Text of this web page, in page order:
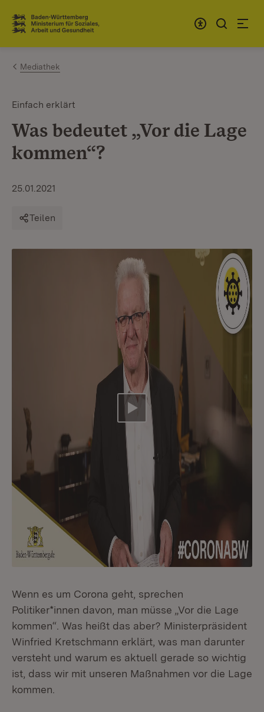
Zum Inhalt springen
Link zur Startseite
Mediathek
Einfach erklärt
Was bedeutet „Vor die Lage
kommen“?
25.01.2021
Teilen
Video abspielen
Wenn es um Corona geht, sprechen
Politiker*innen davon, man müsse „Vor die Lage
kommen“. Was heißt das aber? Ministerpräsident
Winfried Kretschmann erklärt, was man darunter
versteht und warum es aktuell gerade so wichtig
ist, dass wir mit unseren Maßnahmen vor die Lage
kommen.